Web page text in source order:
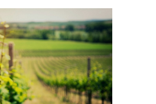
La Cité du Vin у